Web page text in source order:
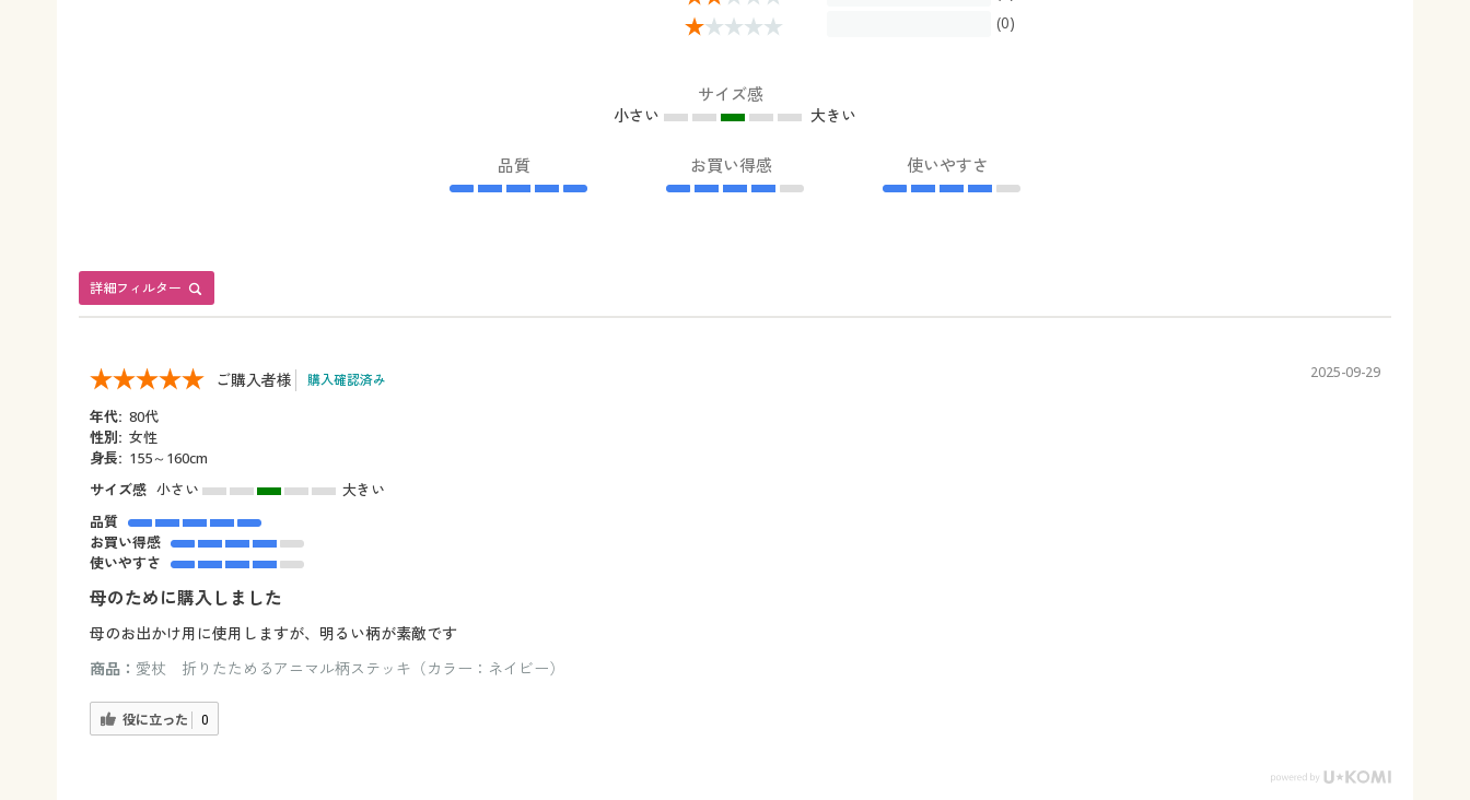
(0)
サイズ感
小さい 大きい
品質 お買い得感 使いやすさ
詳細フィルター
ご購入者様 購入確認済み 2025-09-29
年代: 80代
性別: 女性
身長: 155～160cm
サイズ感 小さい
大きい
品質
お買い得感
使いやすさ
母のために購入しました
母のお出かけ用に使用しますが、明るい柄が素敵です
商品： 愛杖 折りたためるアニマル柄ステッキ（カラー：ネイビー）
役に立った 0